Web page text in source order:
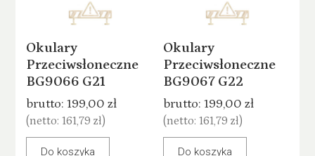
Okulary
Przeciwsłoneczne
BG9066 G21
brutto:199,00 zł
(netto:161,79 zł)
Do koszyka
Okulary
Przeciwsłoneczne
BG9067 G22
brutto: 199,00 zł
(netto: 161,79 zł)
Do koszyka